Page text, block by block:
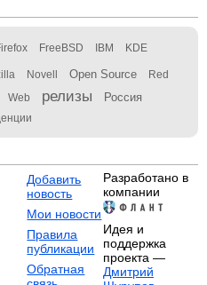
FreeBSD IBM KDE
Novell Open Source Red
Web релизы Россия
Добавить
новость
Мои новости
Правила
публикации
Обратная
Разработано в
компании
Идея и
поддержка
проекта —
Дмитрий